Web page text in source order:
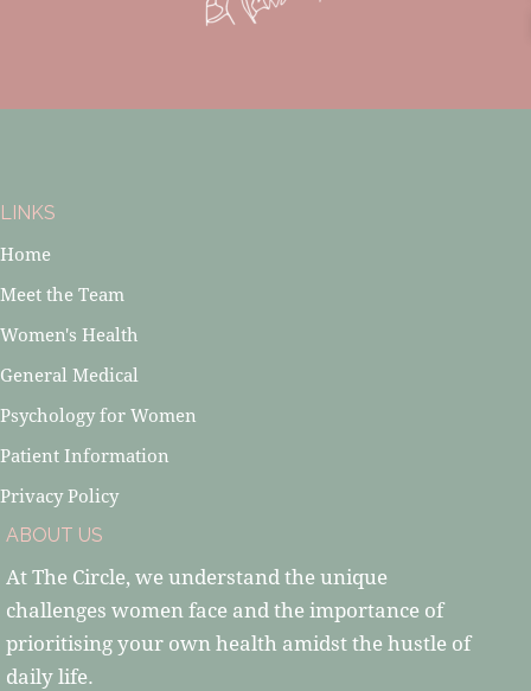
LINKS
Home
Meet the Team
Women's Health
General Medical
Psychology for Women
Patient Information
Privacy Policy
ABOUT US
At The Circle, we understand the unique
challenges women face and the importance of
prioritising your own health amidst the hustle of
daily life.